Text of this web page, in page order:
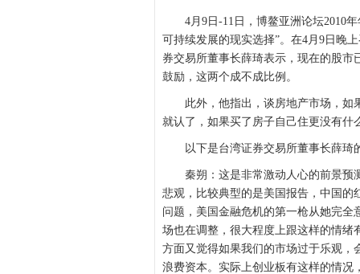
4月9日-11日，博鳌亚洲论坛2010年
可持续发展的现实选择”。在4月9日晚
券交易所董事长薛琦表示，现在的股
鼓励，这两个成不成比例。
此外，他指出，谈房地产市场，如
就认了，如果买了房子自己住更没有什
以下是台湾证券交易所董事长薛琦
秦朔：这是非常激动人心的前景预
悲观，比较典型的是美国报告，中国的
问题，美国金融危机的第一枪从她完
场也在调整，很大程度上跟这样的情绪
方面又觉得如果我们的市场过于乐观，
浪费资本。实际上创业板有这样的情况